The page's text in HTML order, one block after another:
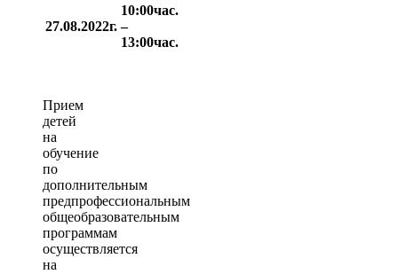
27.08.2022г.
10:00час.
–
13:00час.
Прием
детей
на
обучение
по
дополнительным
предпрофессиональным
общеобразовательным
программам
осуществляется
на